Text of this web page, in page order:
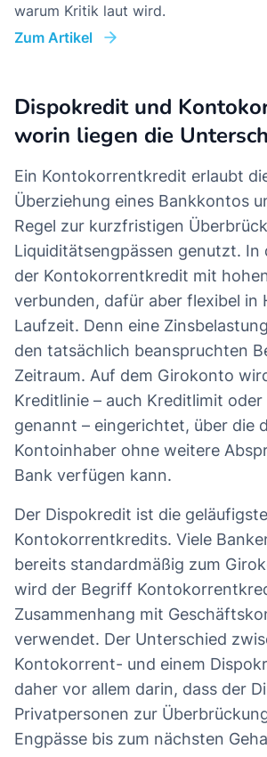
warum Kritik laut wird.
Zum Artikel
Dispokredit und
worin liegen die
Ein Kontokorrentkredit erlaubt
Überziehung eines Bankkontos
Regel zur kurzfristigen
Liquiditätsengpässen genutzt. In
der Kontokorrentkredit mit
verbunden, dafür aber flexibel in
Laufzeit. Denn eine
den tatsächlich beanspruchten
Zeitraum. Auf dem Girokonto
Kreditlinie – auch Kreditlimit
genannt – eingerichtet, über die
Kontoinhaber ohne weitere
Bank verfügen kann.
Der Dispokredit ist die
Kontokorrentkredits. Viele
bereits standardmäßig zum
wird der Begriff
Zusammenhang mit
verwendet. Der Unterschied
Kontokorrent- und einem
daher vor allem darin, dass der
Privatpersonen zur
Engpässe bis zum nächsten